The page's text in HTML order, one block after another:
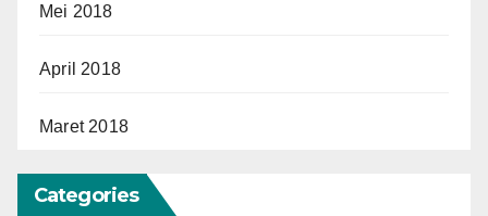
Mei 2018
April 2018
Maret 2018
Categories